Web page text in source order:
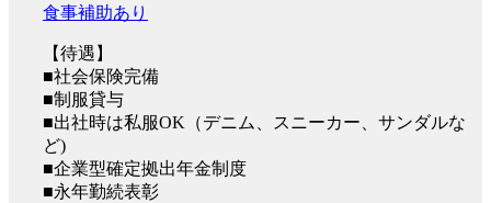
食事補助あり
【待遇】
■社会保険完備
■制服貸与
■出社時は私服OK（デニム、スニーカー、サンダルな
ど)
■企業型確定拠出年金制度
■永年勤続表彰